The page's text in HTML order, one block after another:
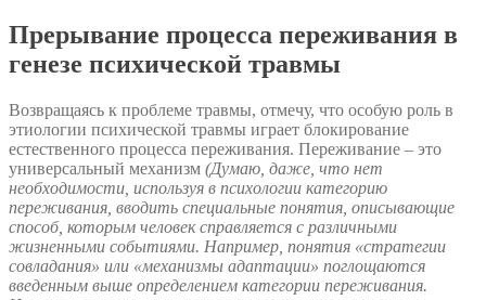
Прерывание процесса переживания в
генезе психической травмы
Возвращаясь к проблеме травмы, отмечу, что особую роль в
этиологии психической травмы играет блокирование
естественного процесса переживания. Переживание – это
универсальный механизм (Думаю, даже, что нет
необходимости, используя в психологии категорию
переживания, вводить специальные понятия, описывающие
способ, которым человек справляется с различными
жизненными событиями. Например, понятия «стратегии
совладания» или «механизмы адаптации» поглощаются
введенным выше определением категории переживания.